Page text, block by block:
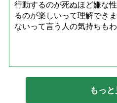
行動するのが死ぬほど嫌な
るのが楽しいって理解で
ないって言う人の気持ちも
もっ